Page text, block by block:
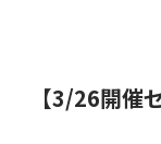
【3/26開催